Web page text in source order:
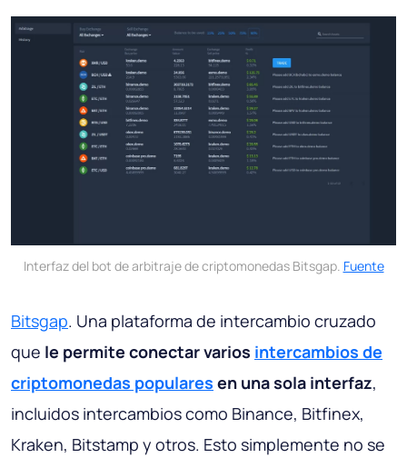
Interfaz del bot de arbitraje de criptomonedas Bitsgap. Fuente
Bitsgap. Una plataforma de intercambio cruzado
que le permite conectar varios intercambios de
criptomonedas populares en una sola interfaz,
incluidos intercambios como Binance, Bitfinex,
Kraken, Bitstamp y otros. Esto simplemente no se